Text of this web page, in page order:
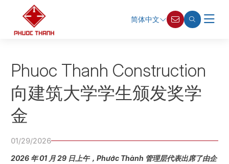
简体中文
Phuoc Thanh Construction
向建筑大学学生颁发奖学
金
01/29/2026
2026 年 01 月 29 日上午，Phước Thành 管理层代表出席了由企